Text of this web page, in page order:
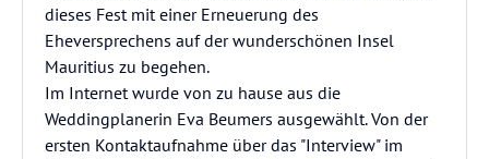
dieses Fest mit einer Erneuerung des
Eheversprechens auf der wunderschönen Insel
Mauritius zu begehen.
Im Internet wurde von zu hause aus die
Weddingplanerin Eva Beumers ausgewählt. Von der
ersten Kontaktaufnahme über das "Interview" im